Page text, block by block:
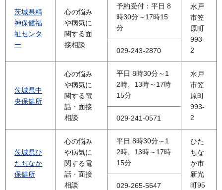
茨城県精
神保健福
祉センタ
ー
心の悩み
や病気に
関する面
接相談
予約受付：平日 8
時30分～17時15
分
水戸
市笠
原町
993-
2
029-243-2870
茨城県中
央保健所
心の悩み
や病気に
関する電
話・面接
相談
平日 8時30分～1
2時、13時～17時
15分
水戸
市笠
原町
993-
2
029-241-0571
茨城県ひ
たちなか
保健所
心の悩み
や病気に
関する電
話・面接
相談
平日 8時30分～1
2時、13時～17時
15分
ひた
ちな
か市
新光
町95
029-265-5647